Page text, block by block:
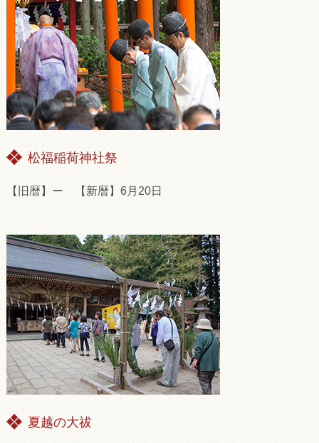
松福稲荷神社祭
【旧暦】ー 【新暦】6月20日
夏越の大祓